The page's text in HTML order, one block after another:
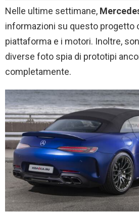
Nelle ultime settimane,
informazioni su questo progetto
piattaforma e i motori. Inoltre,
diverse foto spia di prototipi
completamente.